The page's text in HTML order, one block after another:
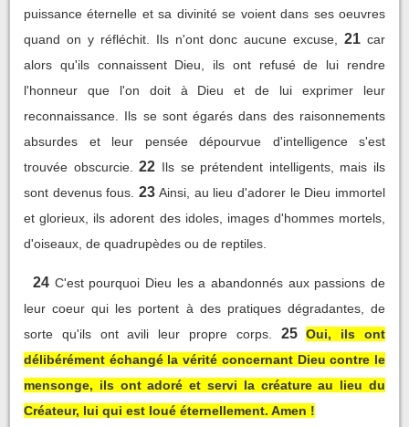
puissance éternelle et sa divinité se voient dans ses oeuvres
quand on y réfléchit. Ils n'ont donc aucune excuse,
21 car
alors qu'ils connaissent Dieu, ils ont refusé de lui rendre
l'honneur que l'on doit à Dieu et de lui exprimer leur
reconnaissance. Ils se sont égarés dans des raisonnements
absurdes et leur pensée dépourvue d'intelligence s'est
trouvée obscurcie.
22 Ils se prétendent intelligents, mais ils
sont devenus fous. 23 Ainsi, au lieu d'adorer le Dieu immortel
et glorieux, ils adorent des idoles, images d'hommes mortels,
d'oiseaux, de quadrupèdes ou de reptiles.
24 C'est pourquoi Dieu les a abandonnés aux passions de
leur coeur qui les portent à des pratiques dégradantes, de
sorte qu'ils ont avili leur propre corps.
25
Oui, ils ont
délibérément échangé la vérité concernant Dieu contre le
mensonge, ils ont adoré et servi la créature au lieu du
Créateur, lui qui est loué éternellement. Amen !